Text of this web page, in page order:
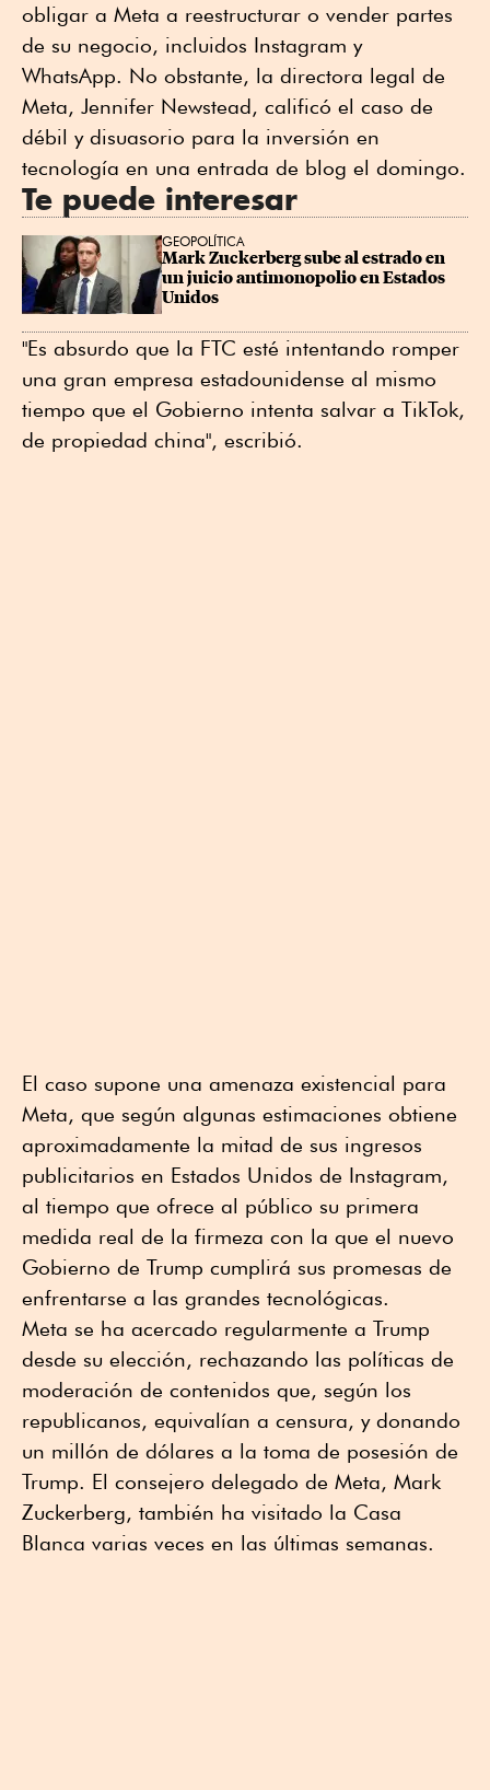
obligar a Meta a reestructurar o vender partes
de su negocio, incluidos Instagram y
WhatsApp. No obstante, la directora legal de
Meta, Jennifer Newstead, calificó el caso de
débil y disuasorio para la inversión en
tecnología en una entrada de blog el domingo.
Te puede interesar
GEOPOLÍTICA
Mark Zuckerberg sube al estrado en
un juicio antimonopolio en Estados
Unidos
"Es absurdo que la FTC esté intentando romper
una gran empresa estadounidense al mismo
tiempo que el Gobierno intenta salvar a TikTok,
de propiedad china", escribió.
El caso supone una amenaza existencial para
Meta, que según algunas estimaciones obtiene
aproximadamente la mitad de sus ingresos
publicitarios en Estados Unidos de Instagram,
al tiempo que ofrece al público su primera
medida real de la firmeza con la que el nuevo
Gobierno de Trump cumplirá sus promesas de
enfrentarse a las grandes tecnológicas.
Meta se ha acercado regularmente a Trump
desde su elección, rechazando las políticas de
moderación de contenidos que, según los
republicanos, equivalían a censura, y donando
un millón de dólares a la toma de posesión de
Trump. El consejero delegado de Meta, Mark
Zuckerberg, también ha visitado la Casa
Blanca varias veces en las últimas semanas.